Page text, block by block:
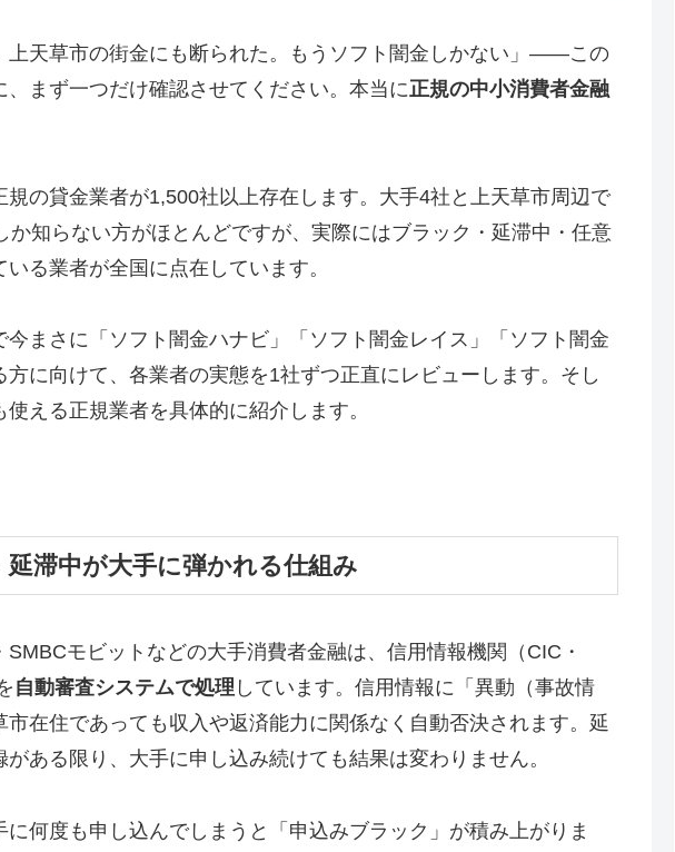
上天草市の街金にも断られた。もうソフト闇金しかない」——この
まず一つだけ確認させてください。本当に正規の中小消費者金融
規の貸金業者が1,500社以上存在します。大手4社と上天草市周辺で
か知らない方がほとんどですが、実際にはブラック・延滞中・任意
る業者が全国に点在しています。
まさに「ソフト闇金ハナビ」「ソフト闇金レイス」「ソフト闇金
方に向けて、各業者の実態を1社ずつ正直にレビューします。そし
える正規業者を具体的に紹介します。
滞中が大手に弾かれる仕組み
モビットなどの大手消費者金融は、信用情報機関（CIC・
自動審査システムで処理 しています。信用情報に「異動（事故情
在住であっても収入や返済能力に関係なく自動否決されます。延
ある限り、大手に申し込み続けても結果は変わりません。
何度も申し込んでしまうと「申込みブラック」が積み上がりま